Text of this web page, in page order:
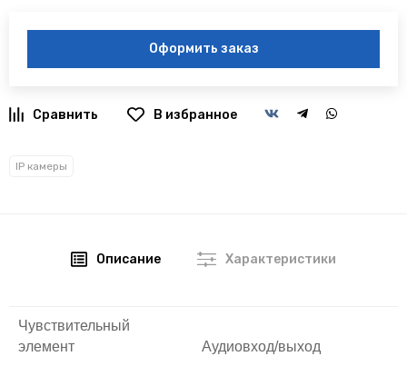
Оформить заказ
В избранное
IP камеры
Описание Характеристики
Чувствительный
элемент
Аудиовход/выход